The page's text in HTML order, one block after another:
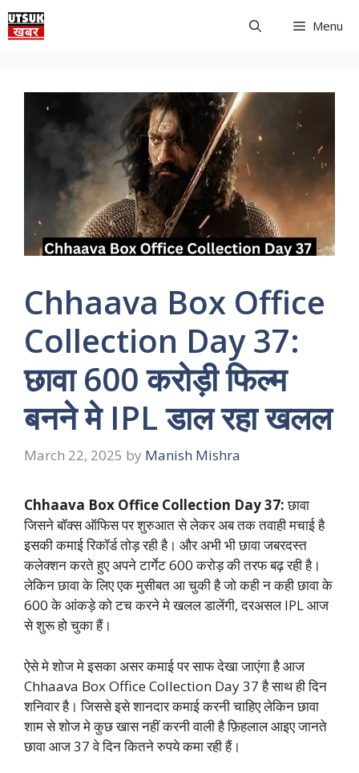
Skip
to
Menu
Chhaava Box Office
Collection Day 37:
छावा 600 करोड़ी फिल्म
बनने मे IPL डाल रहा खलल
March 22, 2025 by Manish Mishra
Chhaava Box Office Collection Day 37:छावा
जिसने बॉक्स ऑफिस पर शुरुआत से लेकर अब तक तवाही मचाई है
इसकी कमाई रिकॉर्ड तोड़ रही है। और अभी भी छावा जबरदस्त
कलेक्शन करते हुए अपने टार्गेट 600 करोड़ की तरफ बढ़ रही है।
लेकिन छावा के लिए एक मुसीबत आ चुकी है जो कही न कही छावा के
600 के आंकड़े को टच करने मे खलल डालेंगी, दरअसल IPL आज
से शुरू हो चुका हैं।
ऐसे मे शोज मे इसका असर कमाई पर साफ देखा जाएंगा है आज
Chhaava Box Office Collection Day 37 है साथ ही दिन
शनिवार है। जिससे इसे शानदार कमाई करनी चाहिए लेकिन छावा
शाम से शोज मे कुछ खास नहीं करनी वाली है फ़िहलाल आइए जानते
छावा आज 37 वे दिन कितने रुपये कमा रही हैं।